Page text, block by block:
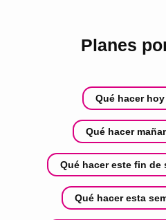
Planes
Qué hacer
Qué hacer
Qué hacer este fin de
Qué hacer esta